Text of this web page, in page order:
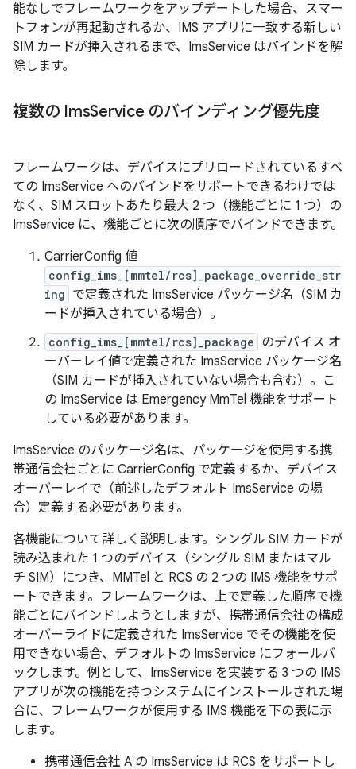
能なしでフレームワークをアップデートした場合、スマー
トフォンが再起動されるか、IMS アプリに一致する新しい
SIM カードが挿入されるまで、ImsService はバインドを解
除します。
複数の ImsService のバインディング優先度
フレームワークは、デバイスにプリロードされているすべ
ての ImsService へのバインドをサポートできるわけでは
なく、SIM スロットあたり最大 2 つ（機能ごとに 1 つ）の
ImsService に、機能ごとに次の順序でバインドできます。
CarrierConfig 値
config_ims_[mmtel/rcs]_package_override_str
ing で定義された ImsService パッケージ名（SIM カ
ードが挿入されている場合）。
config_ims_[mmtel/rcs]_package のデバイス オ
ーバーレイ値で定義された ImsService パッケージ名
（SIM カードが挿入されていない場合も含む）。こ
の ImsService は Emergency MmTel 機能をサポート
している必要があります。
ImsService のパッケージ名は、パッケージを使用する携
帯通信会社ごとに CarrierConfig で定義するか、デバイス
オーバーレイで（前述したデフォルト ImsService の場
合）定義する必要があります。
各機能について詳しく説明します。シングル SIM カードが
読み込まれた 1 つのデバイス（シングル SIM またはマル
チ SIM）につき、MMTel と RCS の 2 つの IMS 機能をサポ
ートできます。フレームワークは、上で定義した順序で機
能ごとにバインドしようとしますが、携帯通信会社の構成
オーバーライドに定義された ImsService でその機能を使
用できない場合、デフォルトの ImsService にフォールバ
ックします。例として、ImsService を実装する 3 つの IMS
アプリが次の機能を持つシステムにインストールされた場
合に、フレームワークが使用する IMS 機能を下の表に示
します。
携帯通信会社 A の ImsService は RCS をサポートし